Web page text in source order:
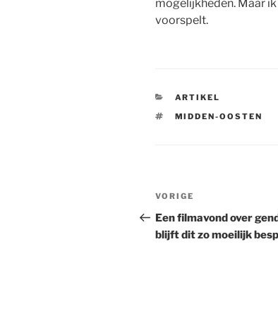
mogelijkheden. Maar
voorspelt.
CATEGORIEËN
ARTIKEL
TAGS
MIDDEN-OOSTEN
Vorig
bericht
VORIGE
Een filmavond over
blijft dit zo moeilijk